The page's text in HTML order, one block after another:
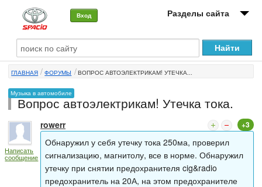
Вход Разделы сайта
О машине
Автоклуб
Форумы
Сервисы и услуги
Новости
ГЛАВНАЯ ФОРУМЫ ВОПРОС АВТОЭЛЕКТРИКАМ! УТЕЧКА...
Музыка в автомобиле
Вопрос автоэлектрикам! Утечка тока.
Написать
сообщение
rowerr +3
Обнаружил у себя утечку тока 250ма, проверил
сигнализацию, магнитолу, все в норме. Обнаружил
утечку при снятии предохранителя cig&radio
предохранитель на 20А, на этом предохранителе